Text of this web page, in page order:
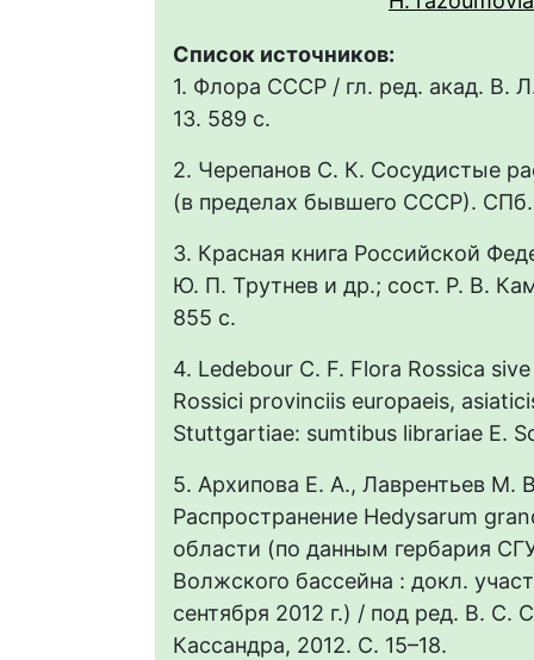
Список источников:
1. Флора СССР / гл. ред. акад. В.
13. 589 с.
2. Черепанов С. К. Сосудистые
(в пределах бывшего СССР).
3. Красная книга Российской
Ю. П. Трутнев и др.; сост. Р. В.
855 с.
4. Ledebour C. F. Flora Rossica
Rossici provinciis europaeis,
Stuttgartiae: sumtibus librariae E.
5. Архипова Е. А., Лаврентьев
Распространение Hedysarum
области (по данным гербария
Волжского бассейна : докл.
сентября 2012 г.) / под ред. В. С.
Кассандра, 2012. С. 15–18.